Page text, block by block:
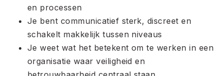
en processen
Je bent communicatief sterk, discreet en
schakelt makkelijk tussen niveaus
Je weet wat het betekent om te werken in een
organisatie waar veiligheid en